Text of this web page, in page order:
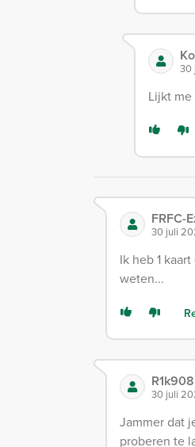
30
Lijkt
FRFC-
30 juli
Ik heb 1
weten...
R1k908
30 juli
Jammer dat
proberen te